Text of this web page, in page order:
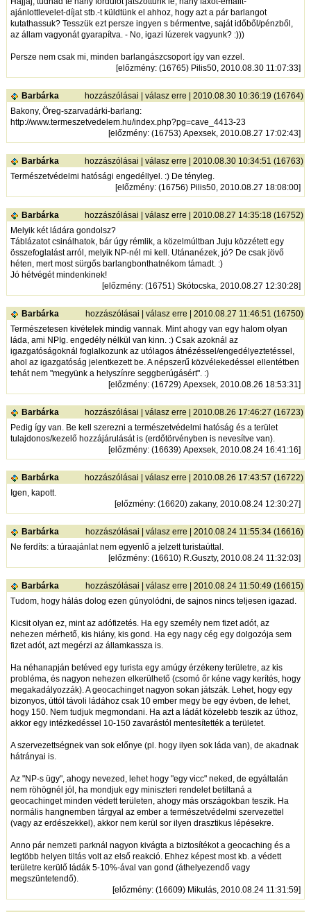
ajánlottlevelet-díjat stb.-t küldtünk el ahhoz, hogy azt a pár barlangot
kutathassuk? Tesszük ezt persze ingyen s bérmentve, saját időből/pénzből,
az állam vagyonát gyarapítva. - No, igazi lúzerek vagyunk? :)))
Persze nem csak mi, minden barlangászcsoport így van ezzel.
[előzmény: (16765) Pilis50, 2010.08.30 11:07:33]
Barbárka hozzászólásai |válasz erre | 2010.08.30 10:36:19 (16764)
Bakony, Öreg-szarvadárki-barlang:
http://www.termeszetvedelem.hu/index.php?pg=cave_4413-23
[előzmény: (16753) Apexsek, 2010.08.27 17:02:43]
Barbárka hozzászólásai |válasz erre | 2010.08.30 10:34:51 (16763)
Természetvédelmi hatósági engedéllyel. :) De tényleg.
[előzmény: (16756) Pilis50, 2010.08.27 18:08:00]
Barbárka hozzászólásai |válasz erre | 2010.08.27 14:35:18 (16752)
Melyik két ládára gondolsz?
Táblázatot csinálhatok, bár úgy rémlik, a közelmúltban Juju közzétett egy
összefoglalást arról, melyik NP-nél mi kell. Utánanézek, jó? De csak jövő
héten, mert most sürgős barlangbonthatnékom támadt. :)
Jó hétvégét mindenkinek!
[előzmény: (16751) Skótocska, 2010.08.27 12:30:28]
Barbárka hozzászólásai |válasz erre | 2010.08.27 11:46:51 (16750)
Természetesen kivételek mindig vannak. Mint ahogy van egy halom olyan
láda, ami NPIg. engedély nélkül van kinn. :) Csak azoknál az
igazgatóságoknál foglalkozunk az utólagos átnézéssel/engedélyeztetéssel,
ahol az igazgatóság jelentkezett be. A népszerű közvélekedéssel ellentétben
tehát nem "megyünk a helyszínre seggberúgásért". :)
[előzmény: (16729) Apexsek, 2010.08.26 18:53:31]
Barbárka hozzászólásai |válasz erre | 2010.08.26 17:46:27 (16723)
Pedig így van. Be kell szerezni a természetvédelmi hatóság és a terület
tulajdonos/kezelő hozzájárulását is (erdőtörvényben is nevesítve van).
[előzmény: (16639) Apexsek, 2010.08.24 16:41:16]
Barbárka hozzászólásai |válasz erre | 2010.08.26 17:43:57 (16722)
Igen, kapott.
[előzmény: (16620) zakany, 2010.08.24 12:30:27]
Barbárka hozzászólásai |válasz erre | 2010.08.24 11:55:34 (16616)
Ne ferdíts: a túraajánlat nem egyenlő a jelzett turistaúttal.
[előzmény: (16610) R.Guszty, 2010.08.24 11:32:03]
Barbárka hozzászólásai |válasz erre | 2010.08.24 11:50:49 (16615)
Tudom, hogy hálás dolog ezen gúnyolódni, de sajnos nincs teljesen igazad.
Kicsit olyan ez, mint az adófizetés. Ha egy személy nem fizet adót, az
nehezen mérhető, kis hiány, kis gond. Ha egy nagy cég egy dolgozója sem
fizet adót, azt megérzi az államkassza is.
Ha néhanapján betéved egy turista egy amúgy érzékeny területre, az kis
probléma, és nagyon nehezen elkerülhető (csomó őr kéne vagy kerítés, hogy
megakadályozzák). A geocachinget nagyon sokan játszák. Lehet, hogy egy
bizonyos, úttól távoli ládához csak 10 ember megy be egy évben, de lehet,
hogy 150. Nem tudjuk megmondani. Ha azt a ládát közelebb teszik az úthoz,
akkor egy intézkedéssel 10-150 zavarástól mentesítették a területet.
A szervezettségnek van sok előnye (pl. hogy ilyen sok láda van), de akadnak
hátrányai is.
Az "NP-s ügy", ahogy nevezed, lehet hogy "egy vicc" neked, de egyáltalán
nem röhögnél jól, ha mondjuk egy miniszteri rendelet betiltaná a
geocachinget minden védett területen, ahogy más országokban teszik. Ha
normális hangnemben tárgyal az ember a természetvédelmi szervezettel
(vagy az erdészekkel), akkor nem kerül sor ilyen drasztikus lépésekre.
Anno pár nemzeti parknál nagyon kivágta a biztosítékot a geocaching és a
legtöbb helyen tiltás volt az első reakció. Ehhez képest most kb. a védett
területre kerülő ládák 5-10%-ával van gond (áthelyezendő vagy
megszüntetendő).
[előzmény: (16609) Mikulás, 2010.08.24 11:31:59]